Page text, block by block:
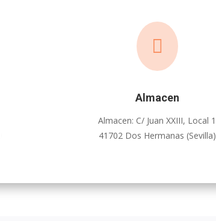

Almacen
Almacen: C/ Juan XXIII, Local 1
41702 Dos Hermanas (Sevilla)